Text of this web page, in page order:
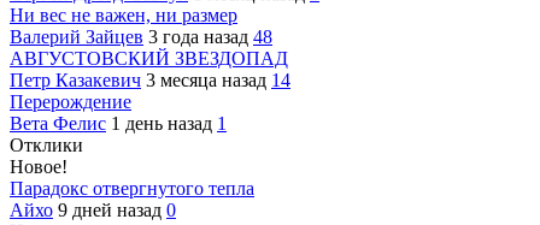
Ни вес не важен, ни размер
Валерий Зайцев 3 года назад 48
АВГУСТОВСКИЙ ЗВЕЗДОПАД
Петр Казакевич 3 месяца назад 14
Перерождение
Вета Фелис 1 день назад 1
Отклики
Новое!
Парадокс отвергнутого тепла
Айхо 9 дней назад 0